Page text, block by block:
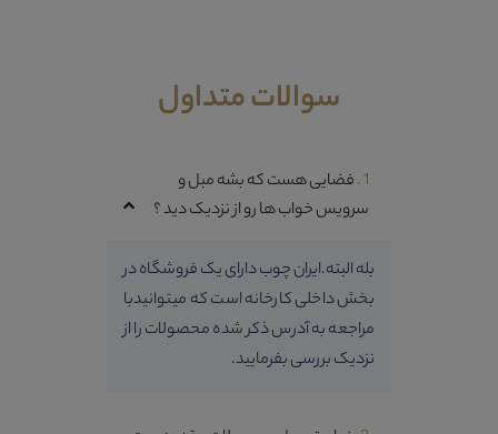
سوالات متداول
1 . فضایی هست که بشه مبل و
سرویس خواب ها رو از نزدیک دید ؟
بله البته.ایران چوب دارای یک فروشگاه در
بخش داخلی کارخانه است که میتوانیدبا
مراجعه به آدرس ذکر شده محصولات را از
نزدیک بررسی بفرمایید.